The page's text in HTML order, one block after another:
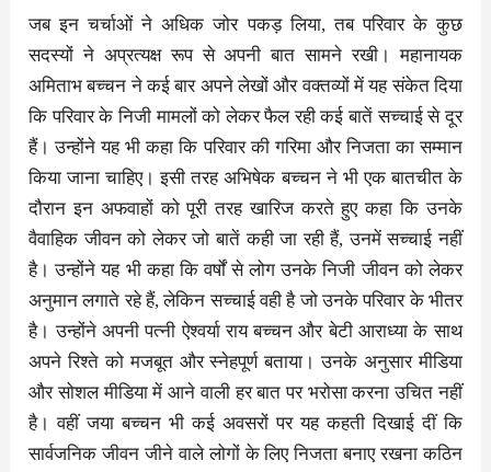
जब इन चर्चाओं ने अधिक जोर पकड़ लिया, तब परिवार के कुछ
सदस्यों ने अप्रत्यक्ष रूप से अपनी बात सामने रखी। महानायक
अमिताभ बच्चन ने कई बार अपने लेखों और वक्तव्यों में यह संकेत दिया
कि परिवार के निजी मामलों को लेकर फैल रही कई बातें सच्चाई से दूर
हैं। उन्होंने यह भी कहा कि परिवार की गरिमा और निजता का सम्मान
किया जाना चाहिए। इसी तरह अभिषेक बच्चन ने भी एक बातचीत के
दौरान इन अफवाहों को पूरी तरह खारिज करते हुए कहा कि उनके
वैवाहिक जीवन को लेकर जो बातें कही जा रही हैं, उनमें सच्चाई नहीं
है। उन्होंने यह भी कहा कि वर्षों से लोग उनके निजी जीवन को लेकर
अनुमान लगाते रहे हैं, लेकिन सच्चाई वही है जो उनके परिवार के भीतर
है। उन्होंने अपनी पत्नी ऐश्वर्या राय बच्चन और बेटी आराध्या के साथ
अपने रिश्ते को मजबूत और स्नेहपूर्ण बताया। उनके अनुसार मीडिया
और सोशल मीडिया में आने वाली हर बात पर भरोसा करना उचित नहीं
है। वहीं जया बच्चन भी कई अवसरों पर यह कहती दिखाई दीं कि
सार्वजनिक जीवन जीने वाले लोगों के लिए निजता बनाए रखना कठिन